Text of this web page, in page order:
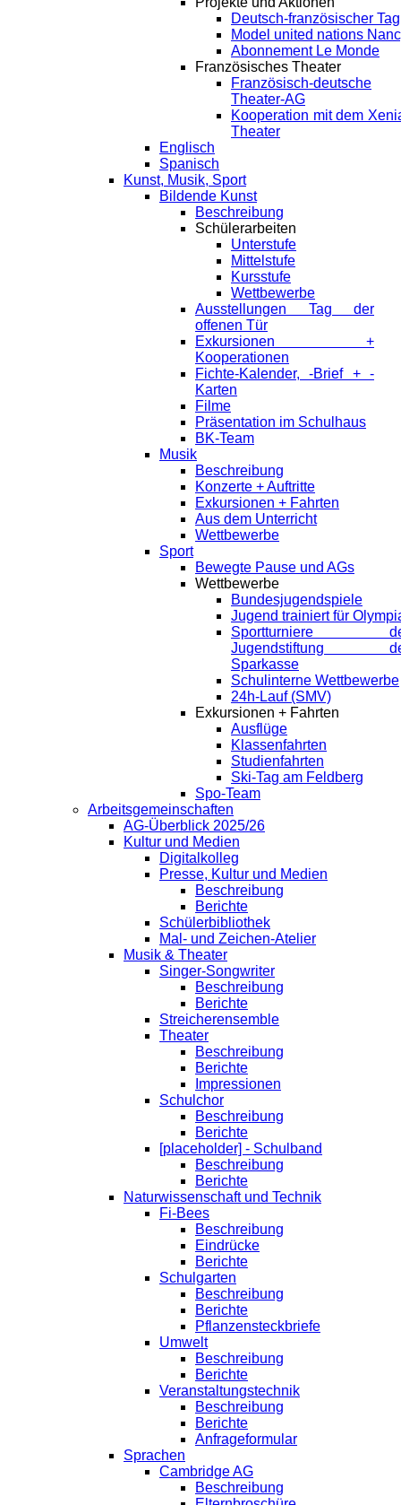
Deutsch-französischer Tag
Model united nations
Abonnement Le Monde
Französisches Theater
Französisch-deutsche
Theater-AG
Kooperation mit dem
Theater
Englisch
Spanisch
Kunst, Musik, Sport
Bildende Kunst
Beschreibung
Schülerarbeiten
Unterstufe
Mittelstufe
Kursstufe
Wettbewerbe
Ausstellungen Tag der
offenen Tür
Exkursionen +
Kooperationen
Fichte-Kalender, -Brief + -
Karten
Filme
Präsentation im Schulhaus
BK-Team
Musik
Beschreibung
Konzerte + Auftritte
Exkursionen + Fahrten
Aus dem Unterricht
Wettbewerbe
Sport
Bewegte Pause und AGs
Wettbewerbe
Bundesjugendspiele
Jugend trainiert für
Sportturniere
Jugendstiftung
Sparkasse
Schulinterne Wettbewerbe
24h-Lauf (SMV)
Exkursionen + Fahrten
Ausflüge
Klassenfahrten
Studienfahrten
Ski-Tag am Feldberg
Spo-Team
Arbeitsgemeinschaften
AG-Überblick 2025/26
Kultur und Medien
Digitalkolleg
Presse, Kultur und Medien
Beschreibung
Berichte
Schülerbibliothek
Mal- und Zeichen-Atelier
Musik & Theater
Singer-Songwriter
Beschreibung
Berichte
Streicherensemble
Theater
Beschreibung
Berichte
Impressionen
Schulchor
Beschreibung
Berichte
[placeholder] - Schulband
Beschreibung
Berichte
Naturwissenschaft und Technik
Fi-Bees
Beschreibung
Eindrücke
Berichte
Schulgarten
Beschreibung
Berichte
Pflanzensteckbriefe
Umwelt
Beschreibung
Berichte
Veranstaltungstechnik
Beschreibung
Berichte
Anfrageformular
Sprachen
Cambridge AG
Beschreibung